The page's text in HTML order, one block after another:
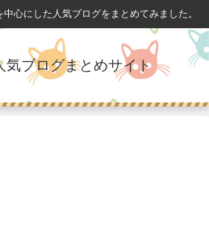
心にした人気ブログをまとめてみました。
気ブログまとめサイト